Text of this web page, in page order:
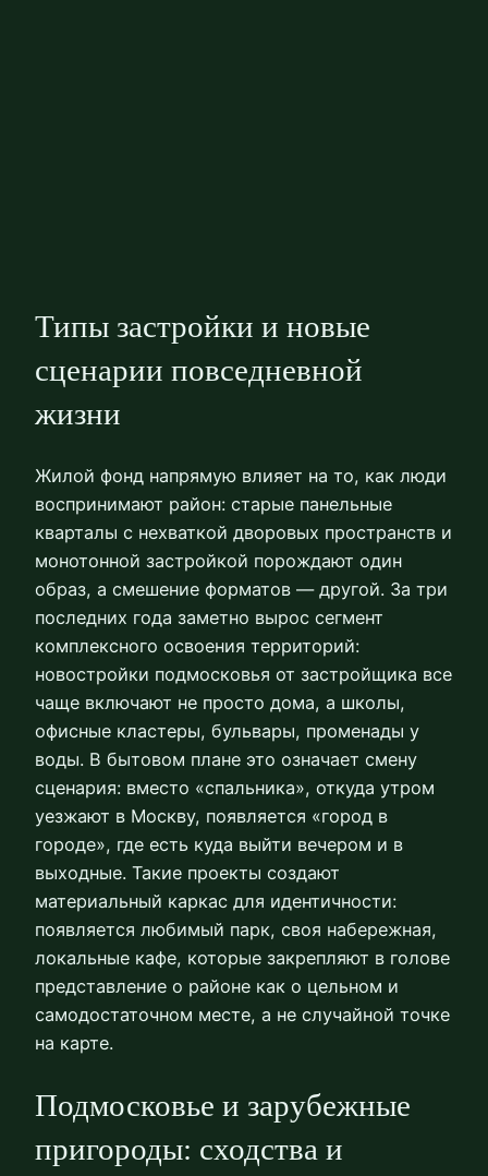
Типы застройки и новые
сценарии повседневной
жизни
Жилой фонд напрямую влияет на то, как люди
воспринимают район: старые панельные
кварталы с нехваткой дворовых пространств и
монотонной застройкой порождают один
образ, а смешение форматов — другой. За три
последних года заметно вырос сегмент
комплексного освоения территорий:
новостройки подмосковья от застройщика все
чаще включают не просто дома, а школы,
офисные кластеры, бульвары, променады у
воды. В бытовом плане это означает смену
сценария: вместо «спальника», откуда утром
уезжают в Москву, появляется «город в
городе», где есть куда выйти вечером и в
выходные. Такие проекты создают
материальный каркас для идентичности:
появляется любимый парк, своя набережная,
локальные кафе, которые закрепляют в голове
представление о районе как о цельном и
самодостаточном месте, а не случайной точке
на карте.
Подмосковье и зарубежные
пригороды: сходства и